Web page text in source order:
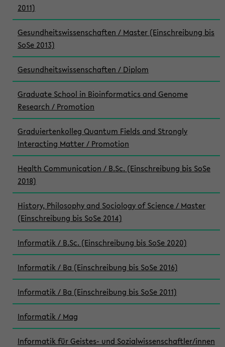
2011)
Gesundheitswissenschaften / Master (Einschreibung bis
SoSe 2013)
Gesundheitswissenschaften / Diplom
Graduate School in Bioinformatics and Genome
Research / Promotion
Graduiertenkolleg Quantum Fields and Strongly
Interacting Matter / Promotion
Health Communication / B.Sc. (Einschreibung bis SoSe
2018)
History, Philosophy and Sociology of Science / Master
(Einschreibung bis SoSe 2014)
Informatik / B.Sc. (Einschreibung bis SoSe 2020)
Informatik / Ba (Einschreibung bis SoSe 2016)
Informatik / Ba (Einschreibung bis SoSe 2011)
Informatik / Mag
Informatik für Geistes- und Sozialwissenschaftler/innen